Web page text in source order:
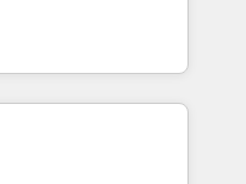
solutions that
efficiency,
HubSpot. What
to deeply